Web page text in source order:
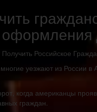
уезжают из России
когда американцы
граждан.